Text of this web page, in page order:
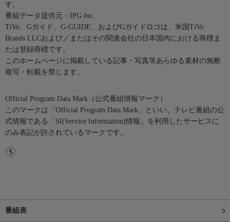
す。
番組データ提供元：IPG Inc.
TiVo、Gガイド、G-GUIDE、およびGガイドロゴは、米国TiVo
Brands LLCおよび／またはその関連会社の日本国内における商標ま
たは登録商標です。
このホームページに掲載している記事・写真等あらゆる素材の無断
複写・転載を禁じます。
Official Program Data Mark（公式番組情報マーク）
このマークは「Official Program Data Mark」といい、テレビ番組の公
式情報である「SI(Service Information)情報」を利用したサービスに
のみ表記が許されているマークです。
番組表